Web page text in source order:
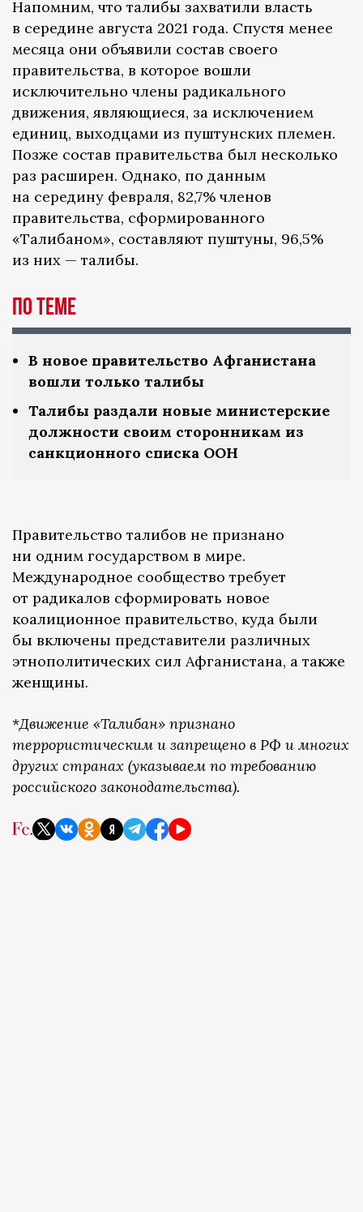
Напомним, что талибы захватили власть
в середине августа 2021 года. Спустя менее
месяца они объявили состав своего
правительства, в которое вошли
исключительно члены радикального
движения, являющиеся, за исключением
единиц, выходцами из пуштунских племен.
Позже состав правительства был несколько
раз расширен. Однако, по данным
на середину февраля, 82,7% членов
правительства, сформированного
«Талибаном», составляют пуштуны, 96,5%
из них — талибы.
По теме
В новое правительство Афганистана
вошли только талибы
Талибы раздали новые министерские
должности своим сторонникам из
санкционного списка ООН
Правительство талибов не признано
ни одним государством в мире.
Международное сообщество требует
от радикалов сформировать новое
коалиционное правительство, куда были
бы включены представители различных
этнополитических сил Афганистана, а также
женщины.
*Движение «Талибан» признано
террористическим и запрещено в РФ и многих
других странах (указываем по требованию
российского законодательства).